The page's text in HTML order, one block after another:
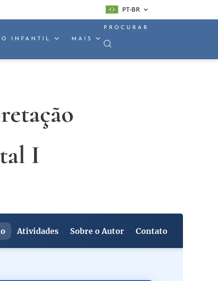
PT-BR
INFANTIL MAIS
PROCURAR
I
Atividades Sobre o Autor Contato